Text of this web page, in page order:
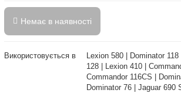
Немає в наявності
Використовується в
Lexion 580 | Dominator
128 | Lexion 410 |
Commandor 116CS |
Dominator 76 | Jaguar 690